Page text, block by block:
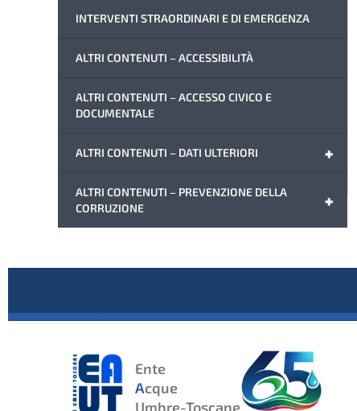
INTERVENTI STRAORDINARI E DI EMERGENZA
ALTRI CONTENUTI – ACCESSIBILITÀ
ALTRI CONTENUTI – ACCESSO CIVICO E
DOCUMENTALE
+
ALTRI CONTENUTI – DATI ULTERIORI
+
ALTRI CONTENUTI – PREVENZIONE DELLA
CORRUZIONE
Ente
Acque
Umbre-Toscane